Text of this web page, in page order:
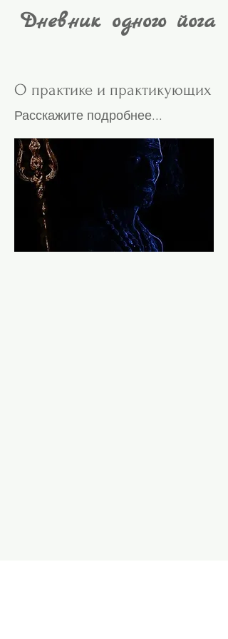
Дневник одного йога
О практике и практикующих
Расскажите подробнее...